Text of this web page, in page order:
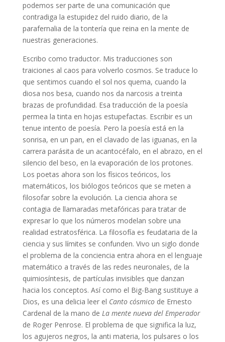
podemos ser parte de una comunicación que
contradiga la estupidez del ruido diario, de la
parafernalia de la tontería que reina en la mente de
nuestras generaciones.
Escribo como traductor. Mis traducciones son
traiciones al caos para volverlo cosmos. Se traduce lo
que sentimos cuando el sol nos quema, cuando la
diosa nos besa, cuando nos da narcosis a treinta
brazas de profundidad. Esa traducción de la poesía
permea la tinta en hojas estupefactas. Escribir es un
tenue intento de poesía. Pero la poesía está en la
sonrisa, en un pan, en el clavado de las iguanas, en la
carrera parásita de un acantocéfalo, en el abrazo, en el
silencio del beso, en la evaporación de los protones.
Los poetas ahora son los físicos teóricos, los
matemáticos, los biólogos teóricos que se meten a
filosofar sobre la evolución. La ciencia ahora se
contagia de llamaradas metafóricas para tratar de
expresar lo que los números modelan sobre una
realidad estratosférica. La filosofía es feudataria de la
ciencia y sus límites se confunden. Vivo un siglo donde
el problema de la conciencia entra ahora en el lenguaje
matemático a través de las redes neuronales, de la
quimiosíntesis, de partículas invisibles que danzan
hacia los conceptos. Así como el Big-Bang sustituye a
Dios, es una delicia leer el Canto cósmico de Ernesto
Cardenal de la mano de La mente nueva del Emperador
de Roger Penrose. El problema de que significa la luz,
los agujeros negros, la anti materia, los pulsares o los